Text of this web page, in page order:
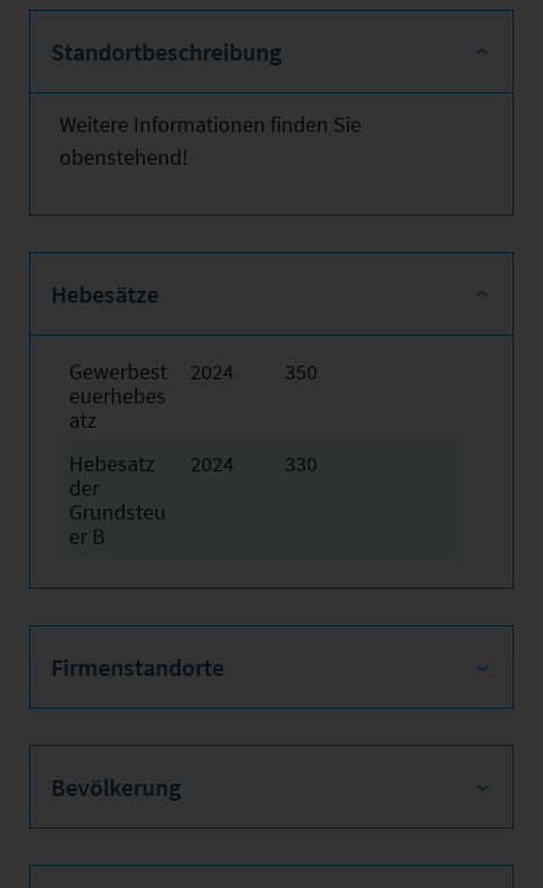
Standortbeschreibung
Weitere Informationen finden Sie
obenstehend!
Hebesätze
Gewerbest
euerhebes
atz
2024 350
Hebesatz
der
Grundsteu
er B
2024 330
Firmenstandorte
Bevölkerung